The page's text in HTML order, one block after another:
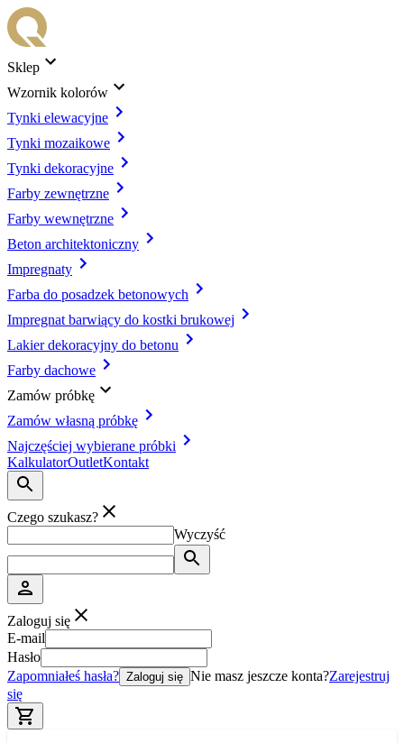
Sklep
Wzornik kolorów
Tynki elewacyjne
Tynki mozaikowe
Tynki dekoracyjne
Farby zewnętrzne
Farby wewnętrzne
Beton architektoniczny
Impregnaty
Farba do posadzek betonowych
Impregnat barwiący do kostki brukowej
Lakier dekoracyjny do betonu
Farby dachowe
Zamów próbkę
Zamów własną próbkę
Najczęściej wybierane próbki
KalkulatorOutletKontakt
Czego szukasz?
Wyczyść
Zaloguj się
E-mail
Hasło
Zapomniałeś hasła? Zaloguj się Nie masz jeszcze konta?Zarejestruj
się